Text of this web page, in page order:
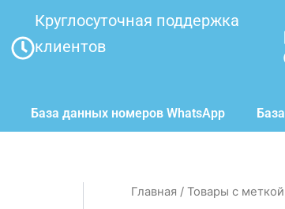
Круглосуточная поддержка
клиентов
База данных номеров WhatsApp
Главная / Товары с